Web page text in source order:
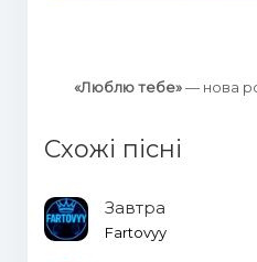
«Люблю тебе»— нова
Схожі пісні
Завтра
Fartovyy